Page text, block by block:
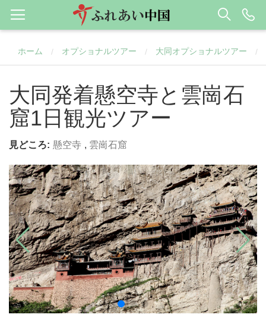
ホーム / オプショナルツアー / 大同オプショナルツアー /
大同発着懸空寺と雲崗石
窟1日観光ツアー
見どころ: 懸空寺 , 雲崗石窟